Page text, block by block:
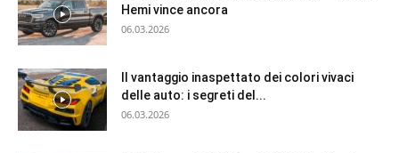
Hemi vince ancora
06.03.2026
Il vantaggio inaspettato dei colori vivaci
delle auto: i segreti del...
06.03.2026